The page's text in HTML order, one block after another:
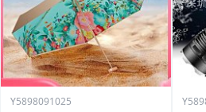
Y5898091025